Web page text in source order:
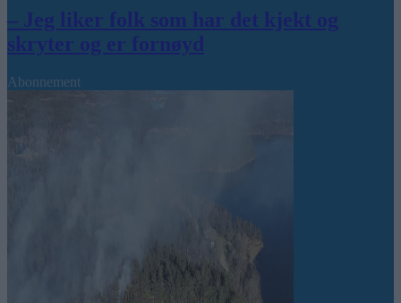
– Jeg liker folk som har det kjekt og
skryter og er fornøyd
Abonnement